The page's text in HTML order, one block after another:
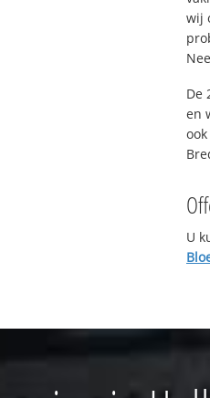
wij
De
en
U